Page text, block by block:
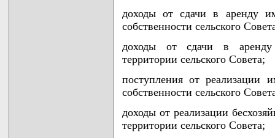
доходы от сдачи в аренду
собственности сельского
доходы от сдачи в аренду
территории сельского Совета;
поступления от реализации
собственности сельского
доходы от реализации
территории сельского Совета;